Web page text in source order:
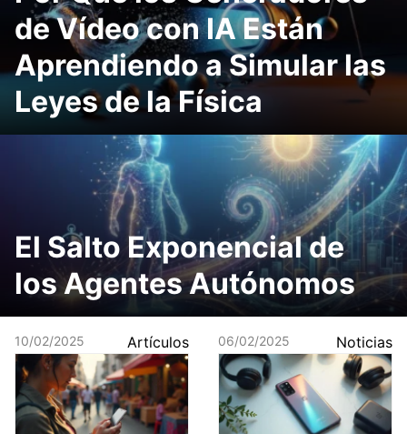
de Vídeo con IA Están
Aprendiendo a Simular las
Leyes de la Física
El Salto Exponencial de
los Agentes Autónomos
10/02/2025 Artículos 06/02/2025 Noticias